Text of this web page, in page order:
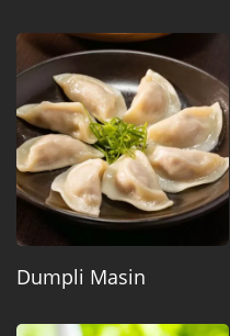
Dumpli Masin